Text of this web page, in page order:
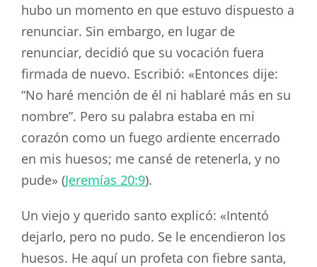
hubo un momento en que estuvo dispuesto a
renunciar. Sin embargo, en lugar de
renunciar, decidió que su vocación fuera
firmada de nuevo. Escribió: «Entonces dije:
“No haré mención de él ni hablaré más en su
nombre”. Pero su palabra estaba en mi
corazón como un fuego ardiente encerrado
en mis huesos; me cansé de retenerla, y no
pude» (Jeremías 20:9).
Un viejo y querido santo explicó: «Intentó
dejarlo, pero no pudo. Se le encendieron los
huesos. He aquí un profeta con fiebre santa,